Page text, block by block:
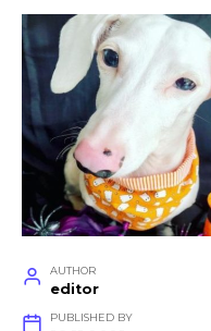
AUTHOR
editor
PUBLISHED BY